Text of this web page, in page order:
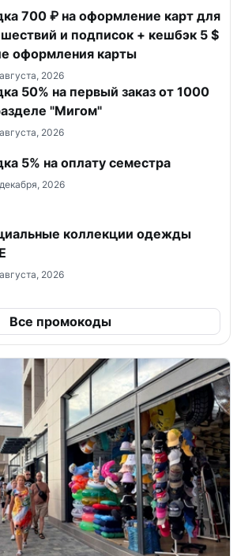
700 ₽ на оформление карт для
и подписок + кешбэк 5 $
оформления карты
2026
50% на первый заказ от 1000
"Мигом"
2026
5% на оплату семестра
2026
коллекции одежды
2026
Все промокоды